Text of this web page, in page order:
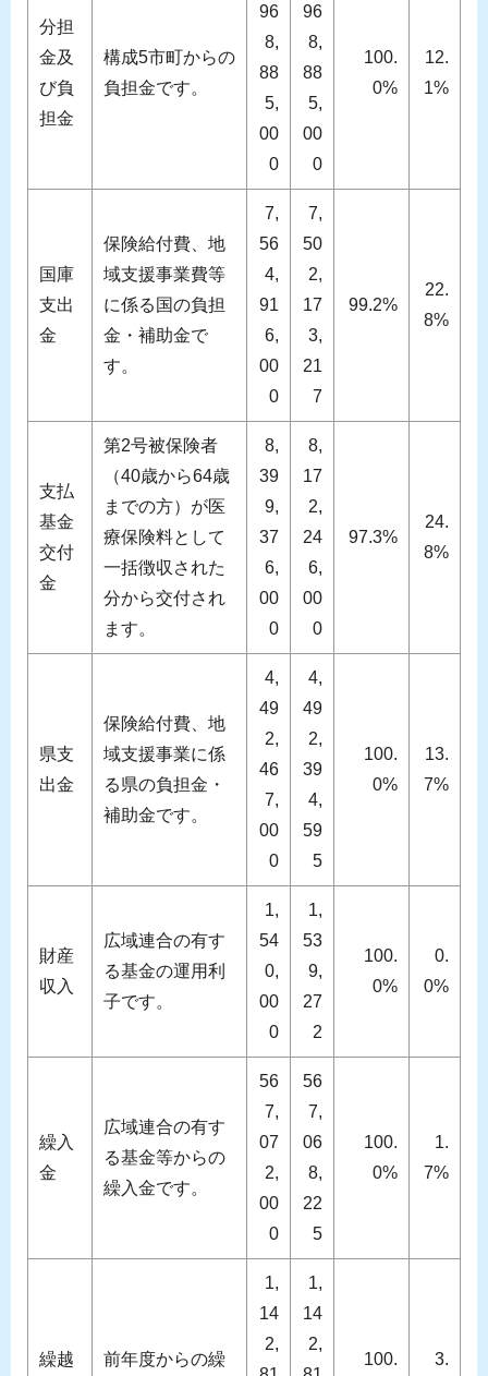
分担
金及
び負
担金
構成5市町からの
負担金です。
96
8,
88
5,
00
0
96
8,
88
5,
00
0
100.
0%
12.
1%
国庫
支出
金
保険給付費、地
域支援事業費等
に係る国の負担
金・補助金で
す。
7,
56
4,
91
6,
00
0
7,
50
2,
17
3,
21
7
99.2%
22.
8%
支払
基金
交付
金
第2号被保険者
（40歳から64歳
までの方）が医
療保険料として
一括徴収された
分から交付され
ます。
8,
39
9,
37
6,
00
0
8,
17
2,
24
6,
00
0
97.3%
24.
8%
県支
出金
保険給付費、地
域支援事業に係
る県の負担金・
補助金です。
4,
49
2,
46
7,
00
0
4,
49
2,
39
4,
59
5
100.
0%
13.
7%
財産
収入
広域連合の有す
る基金の運用利
子です。
1,
54
0,
00
0
1,
53
9,
27
2
100.
0%
0.
0%
繰入
金
広域連合の有す
る基金等からの
繰入金です。
56
7,
07
2,
00
0
56
7,
06
8,
22
5
100.
0%
1.
7%
繰越
前年度からの繰
1,
14
2,
1,
14
2,
100.
3.